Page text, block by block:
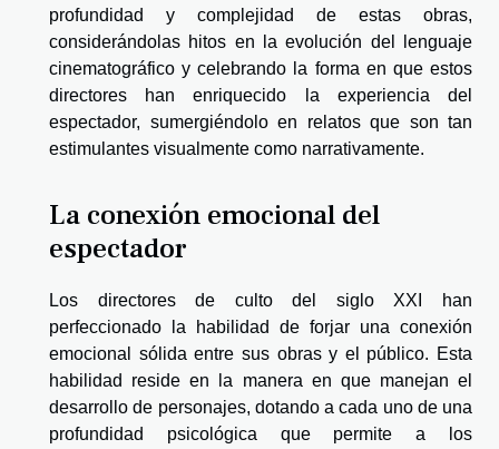
profundidad y complejidad de estas obras,
considerándolas hitos en la evolución del lenguaje
cinematográfico y celebrando la forma en que estos
directores han enriquecido la experiencia del
espectador, sumergiéndolo en relatos que son tan
estimulantes visualmente como narrativamente.
La conexión emocional del
espectador
Los directores de culto del siglo XXI han
perfeccionado la habilidad de forjar una conexión
emocional sólida entre sus obras y el público. Esta
habilidad reside en la manera en que manejan el
desarrollo de personajes, dotando a cada uno de una
profundidad psicológica que permite a los